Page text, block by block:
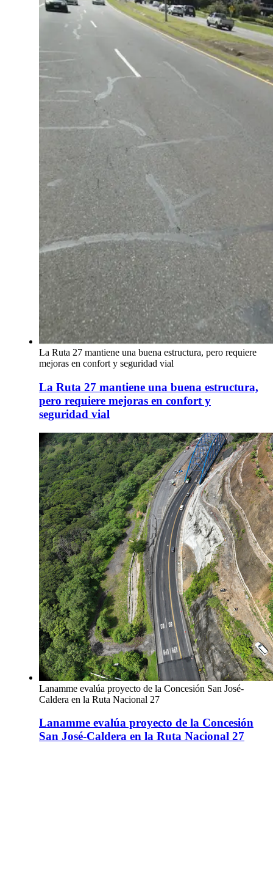
La Ruta 27 mantiene una buena estructura, pero requiere
mejoras en confort y seguridad vial
La Ruta 27 mantiene una buena estructura,
pero requiere mejoras en confort y
seguridad vial
Lanamme evalúa proyecto de la Concesión San José-
Caldera en la Ruta Nacional 27
Lanamme evalúa proyecto de la Concesión
San José-Caldera en la Ruta Nacional 27